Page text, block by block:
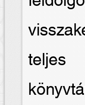
teljes